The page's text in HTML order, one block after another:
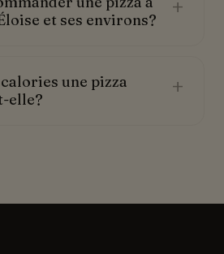
et ses environs?
+
une pizza
elle?
+